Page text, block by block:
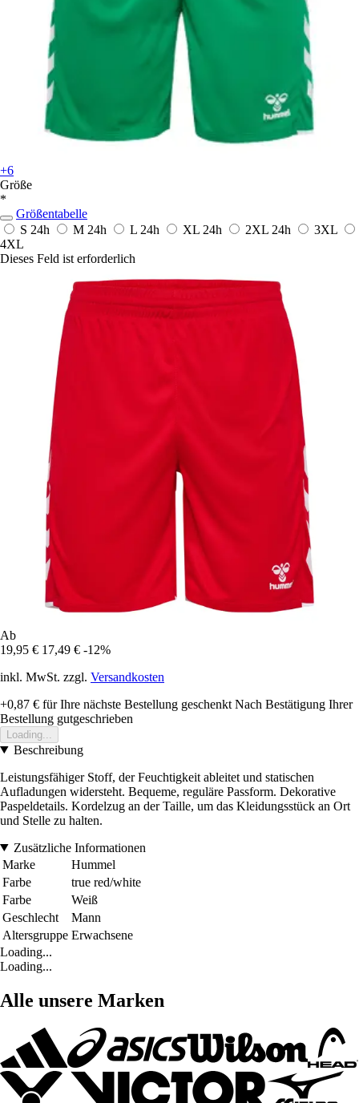
+6
Größe
*
Größentabelle
S 24h M 24h L 24h XL 24h 2XL 24h
3XL
4XL
Dieses Feld ist erforderlich
Ab
19,95 € 17,49 € -12%
inkl. MwSt. zzgl. Versandkosten
+0,87 € für Ihre nächste Bestellung geschenkt Nach Bestätigung Ihrer
Bestellung gutgeschrieben
Loading...
Beschreibung
Leistungsfähiger Stoff, der Feuchtigkeit ableitet und statischen
Aufladungen widersteht. Bequeme, reguläre Passform. Dekorative
Paspeldetails. Kordelzug an der Taille, um das Kleidungsstück an Ort
und Stelle zu halten.
Zusätzliche Informationen
Marke
Hummel
Farbe
true red/white
Farbe
Weiß
Geschlecht
Mann
Altersgruppe Erwachsene
Loading...
Loading...
Alle unsere Marken